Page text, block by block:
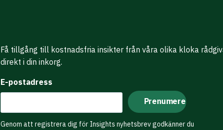
Få tillgång till kostnadsfria insikter från våra olika kloka
direkt i din inkorg.
E-postadress
Genom att registrera dig för Insights nyhetsbrev godkänner du